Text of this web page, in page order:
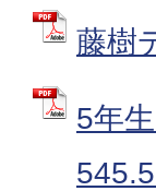
藤樹
5年